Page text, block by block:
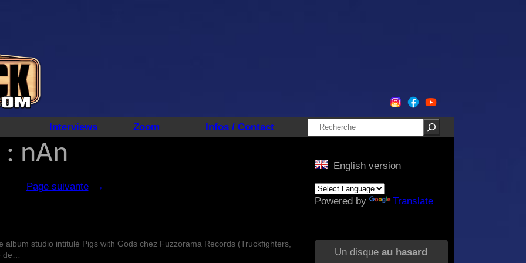
Interviews Zoom Infos / Contact Rechercher
nAn
Page suivante →
studio intitulé Pigs with Gods chez Fuzzorama Records (Truckfighters,
de…
English version
Powered by Translate
Un disque au hasard